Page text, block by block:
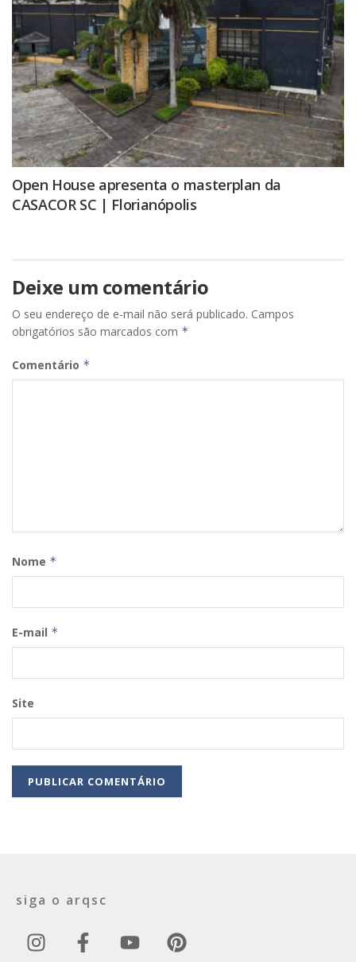
Open House apresenta o masterplan da
CASACOR SC | Florianópolis
Deixe um comentário
O seu endereço de e-mail não será publicado. Campos
obrigatórios são marcados com *
Comentário *
Nome *
E-mail *
Site
siga o arqsc